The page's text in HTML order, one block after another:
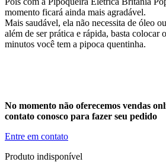
momento ficará ainda mais agradável.
Mais saudável, ela não necessita de óleo
além de ser prática e rápida, basta colocar
minutos você tem a pipoca quentinha.
No momento não oferecemos vendas
contato conosco para fazer seu pedido
Entre em contato
Produto indisponível